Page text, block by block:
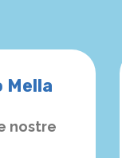
Mella
nostre